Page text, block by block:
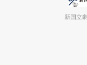
新国立